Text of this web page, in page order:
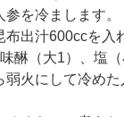
を冷まします。
布出汁600ccを入
醂（大1）、塩
弱火にして冷めた